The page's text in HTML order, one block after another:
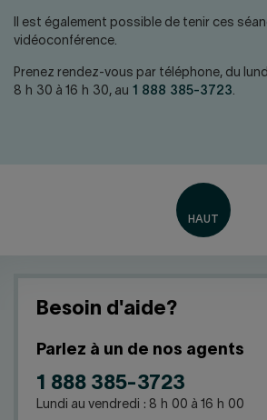
English
Il est également possible de tenir ces
vidéoconférence.
Prenez rendez-vous par téléphone, du
8 h 30 à 16 h 30, au 1 888 385-3723.
Besoin d'aide?
Parlez à un de nos agents
1 888 385-3723
Lundi au vendredi : 8 h 00 à 16 h 00